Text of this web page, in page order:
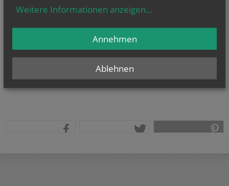
alle Einträge anzeigen
Weitere Informationen anzeigen...
Ablehnen
Annehmen